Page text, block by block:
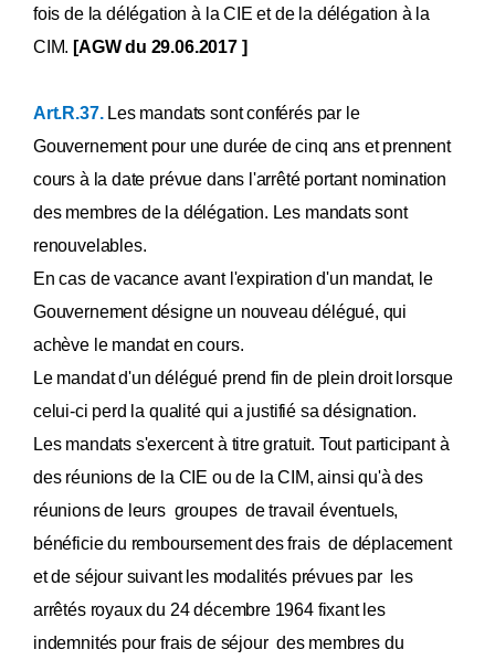
fois de la délégation à la CIE et de la délégation à la
CIM. [AGW du 29.06.2017 ]
Art.R.37. Les mandats sont conférés par le
Gouvernement pour une durée de cinq ans et prennent
cours à la date prévue dans l'arrêté portant nomination
des membres de la délégation. Les mandats sont
renouvelables.
En cas de vacance avant l'expiration d'un mandat, le
Gouvernement désigne un nouveau délégué, qui
achève le mandat en cours.
Le mandat d'un délégué prend fin de plein droit lorsque
celui-ci perd la qualité qui a justifié sa désignation.
Les mandats s'exercent à titre gratuit. Tout participant à
des réunions de la CIE ou de la CIM, ainsi qu'à des
réunions de leurs groupes de travail éventuels,
bénéficie du remboursement des frais de déplacement
et de séjour suivant les modalités prévues par les
arrêtés royaux du 24 décembre 1964 fixant les
indemnités pour frais de séjour des membres du